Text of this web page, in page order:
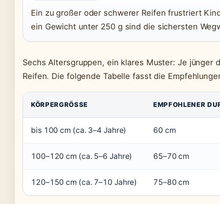
Ein zu großer oder schwerer Reifen frustriert
ein Gewicht unter 250 g sind die sichersten
Sechs Altersgruppen, ein klares Muster: Je jünger
Reifen. Die folgende Tabelle fasst die
KÖRPERGRÖSSE EMPFOHLENER
bis 100 cm (ca. 3–4 Jahre) 60 cm
100–120 cm (ca. 5–6 Jahre) 65–70 cm
120–150 cm (ca. 7–10 Jahre) 75–80 cm